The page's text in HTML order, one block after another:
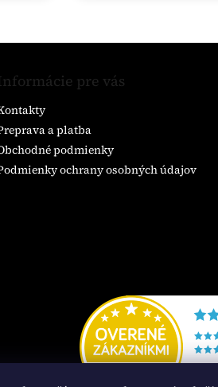
pre vás
a platba
podmienky
ochrany osobných údajov